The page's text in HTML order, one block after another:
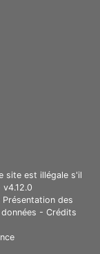
site est illégale s'il
Présentation des
- Crédits